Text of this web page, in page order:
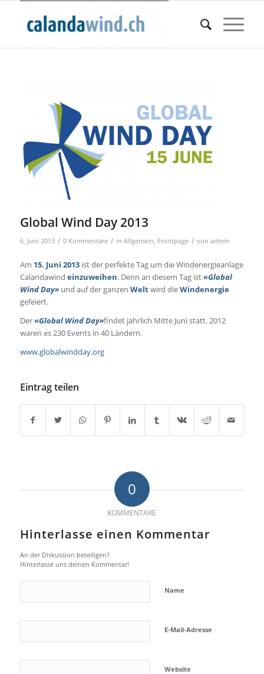
Global Wind Day 2013
6. Juni 2013 / 0 Kommentare / in Allgemein Frontpage / von admin
Am 15. Juni 2013ist der perfekte Tag um die Windenergieanlage
Calandawind einzuweihen. Denn an diesem Tag ist«Global
Wind Day»und auf der ganzen Weltwird dieWindenergie
gefeiert.
Der«Global Wind Day»findet jährlich Mitte Juni statt. 2012
waren es 230 Events in 40 Ländern.
www.globalwindday.org
Eintrag teilen
0
KOMMENTARE
Hinterlasse einen Kommentar
An der Diskussion beteiligen?
Hinterlasse uns deinen Kommentar!
Name
E-Mail-Adresse
Website